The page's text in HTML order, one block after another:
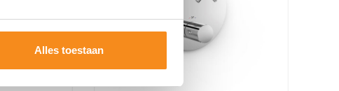
Alles toestaan